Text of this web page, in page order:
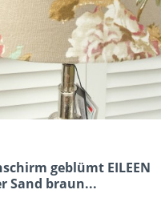
geblümt EILEEN
Sand braun...